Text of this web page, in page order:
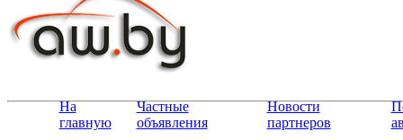
На
главную
Частные
объявления
Новости
партнеров